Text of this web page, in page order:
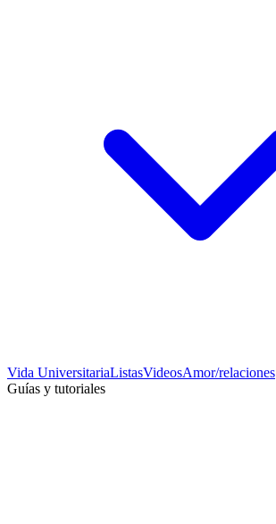
Vida UniversitariaListasVideosAmor/relaciones
Guías y tutoriales